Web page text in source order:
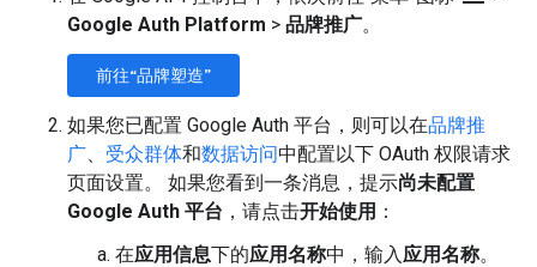
Google Auth Platform > 品牌推广。
前往“品牌塑造”
如果您已配置 Google Auth 平台，则可以在品牌推
广
受众群体和数据访问中配置以下 OAuth 权限请求
页面设置。 如果您看到一条消息，提示尚未配置
Google Auth 平台 ，请点击开始使用 ：
在应用信息下的应用名称中，输入 应用名称。